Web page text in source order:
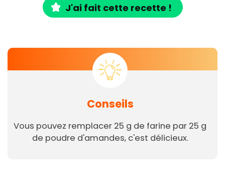
J'ai fait cette recette !
Conseils
Vous pouvez remplacer 25 g de farine par 25 g
de poudre d'amandes, c'est délicieux.